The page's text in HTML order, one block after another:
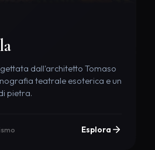
dall'architetto Tomaso
teatrale esoterica e un
pietra.
Esplora